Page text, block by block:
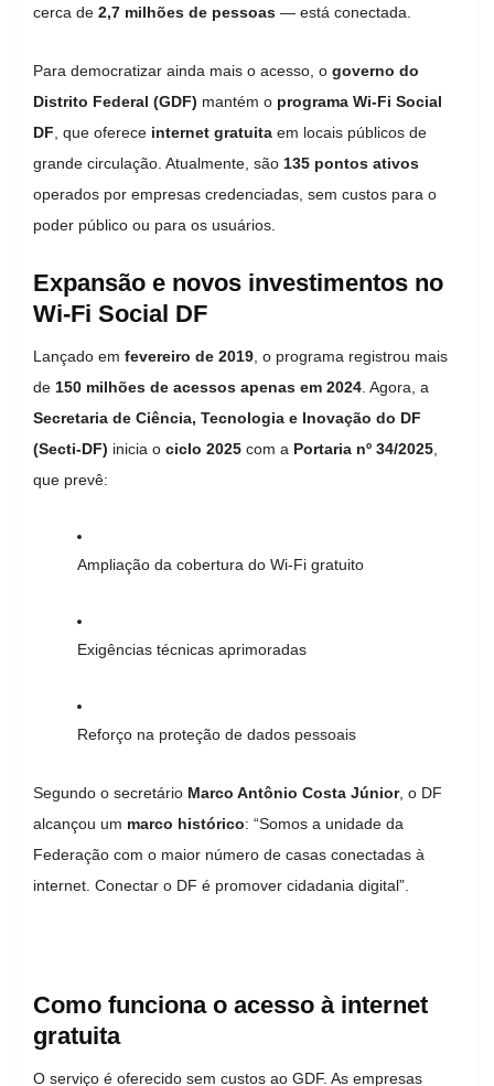
cerca de 2,7 milhões de pessoas — está conectada.
Para democratizar ainda mais o acesso, o governo do
Distrito Federal (GDF) mantém o programa Wi-Fi Social
DF , que oferece internet gratuita em locais públicos de
grande circulação. Atualmente, são 135 pontos ativos
operados por empresas credenciadas, sem custos para o
poder público ou para os usuários.
Expansão e novos investimentos no
Wi-Fi Social DF
Lançado em fevereiro de 2019 , o programa registrou mais
de 150 milhões de acessos apenas em 2024 . Agora, a
Secretaria de Ciência, Tecnologia e Inovação do DF
(Secti-DF) inicia o ciclo 2025 com a Portaria nº 34/2025
que prevê:
Ampliação da cobertura do Wi-Fi gratuito
Exigências técnicas aprimoradas
Reforço na proteção de dados pessoais
Segundo o secretário Marco Antônio Costa Júnior, o DF
alcançou um marco histórico: “Somos a unidade da
Federação com o maior número de casas conectadas à
internet. Conectar o DF é promover cidadania digital”.
Como funciona o acesso à internet
gratuita
O serviço é oferecido sem custos ao GDF. As empresas